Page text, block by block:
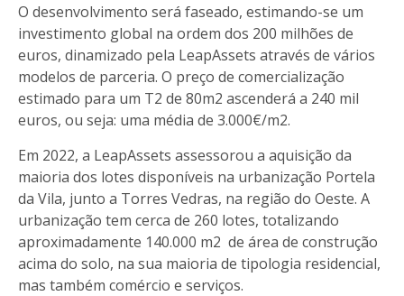
O desenvolvimento será faseado, estimando-se um
investimento global na ordem dos 200 milhões de
euros, dinamizado pela LeapAssets através de vários
modelos de parceria. O preço de comercialização
estimado para um T2 de 80m2 ascenderá a 240 mil
euros, ou seja: uma média de 3.000€/m2.
Em 2022, a LeapAssets assessorou a aquisição da
maioria dos lotes disponíveis na urbanização Portela
da Vila, junto a Torres Vedras, na região do Oeste. A
urbanização tem cerca de 260 lotes, totalizando
aproximadamente 140.000 m2 de área de construção
acima do solo, na sua maioria de tipologia residencial,
mas também comércio e serviços.